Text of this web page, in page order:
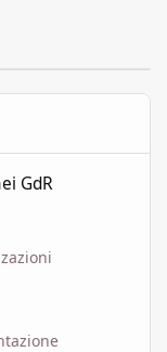
GdR